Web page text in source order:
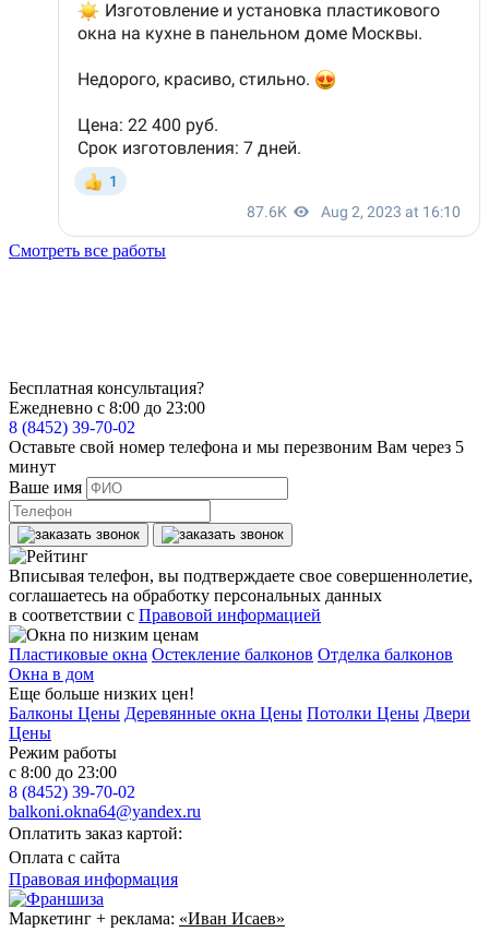
Смотреть все работы
Бесплатная консультация?
Ежедневно с 8:00 до 23:00
8 (8452) 39-70-02
Оставьте свой номер телефона и мы перезвоним Вам через 5
минут
Ваше имя
Вписывая телефон, вы подтверждаете свое совершеннолетие,
соглашаетесь на обработку персональных данных
в соответствии с Правовой информацией
Пластиковые окна Остекление балконов Отделка балконов
Окна в дом
Еще больше низких цен!
Балконы Цены Деревянные окна Цены Потолки Цены Двери
Цены
Режим работы
с 8:00 до 23:00
8 (8452) 39-70-02
balkoni.okna64@yandex.ru
Оплатить заказ картой:
Оплата с сайта
Правовая информация
Маркетинг + реклама: «Иван Исаев»